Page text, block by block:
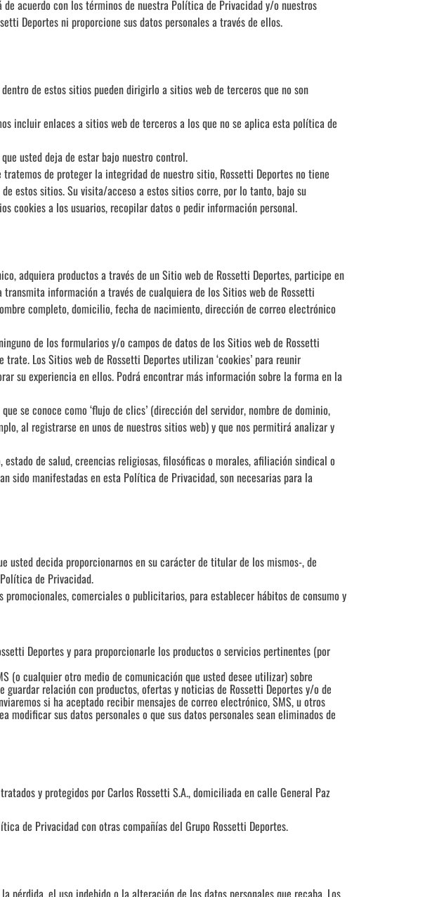
acuerdo con los términos de nuestra Política de Privacidad y/o nuestros
Deportes ni proporcione sus datos personales a través de ellos.
de estos sitios pueden dirigirlo a sitios web de terceros que no son
incluir enlaces a sitios web de terceros a los que no se aplica esta política de
usted deja de estar bajo nuestro control.
de proteger la integridad de nuestro sitio, Rossetti Deportes no tiene
estos sitios. Su visita/acceso a estos sitios corre, por lo tanto, bajo su
cookies a los usuarios, recopilar datos o pedir información personal.
adquiera productos a través de un Sitio web de Rossetti Deportes, participe en
información a través de cualquiera de los Sitios web de Rossetti
completo, domicilio, fecha de nacimiento, dirección de correo electrónico
de los formularios y/o campos de datos de los Sitios web de Rossetti
Los Sitios web de Rossetti Deportes utilizan ‘cookies’ para reunir
su experiencia en ellos. Podrá encontrar más información sobre la forma en la
se conoce como ‘flujo de clics’ (dirección del servidor, nombre de dominio,
al registrarse en unos de nuestros sitios web) y que nos permitirá analizar y
de salud, creencias religiosas, filosóficas o morales, afiliación sindical o
sido manifestadas en esta Política de Privacidad, son necesarias para la
usted decida proporcionarnos en su carácter de titular de los mismos-, de
de Privacidad.
comerciales o publicitarios, para establecer hábitos de consumo y
Deportes y para proporcionarle los productos o servicios pertinentes (por
(o cualquier otro medio de comunicación que usted desee utilizar) sobre
relación con productos, ofertas y noticias de Rossetti Deportes y/o de
si ha aceptado recibir mensajes de correo electrónico, SMS, u otros
sus datos personales o que sus datos personales sean eliminados de
y protegidos por Carlos Rossetti S.A., domiciliada en calle General Paz
de Privacidad con otras compañías del Grupo Rossetti Deportes.
el uso indebido o la alteración de los datos personales que recaba. Los